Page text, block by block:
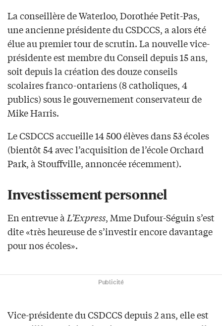
La conseillère de Waterloo, Dorothée Petit-Pas,
une ancienne présidente du CSDCCS, a alors été
élue au premier tour de scrutin. La nouvelle vice-
présidente est membre du Conseil depuis 15 ans,
soit depuis la création des douze conseils
scolaires franco-ontariens (8 catholiques, 4
publics) sous le gouvernement conservateur de
Mike Harris.
Le CSDCCS accueille 14 500 élèves dans 53 écoles
(bientôt 54 avec l’acquisition de l’école Orchard
Park, à Stouffville, annoncée récemment).
Investissement personnel
En entrevue àL’Express, Mme Dufour-Séguin s’est
dite «très heureuse de s’investir encore davantage
pour nos écoles».
Publicité
Vice-présidente du CSDCCS depuis 2 ans, elle est